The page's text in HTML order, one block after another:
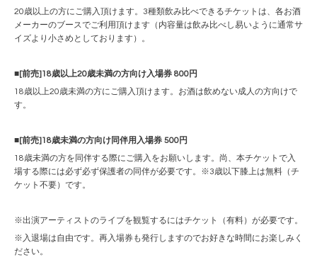
20歳以上の方にご購入頂けます。3種類飲み比べできるチケットは、各お酒
メーカーのブースでご利用頂けます（内容量は飲み比べし易いように通常サ
イズより小さめとしております）。
■[前売]18歳以上20歳未満の方向け入場券 800円
18歳以上20歳未満の方にご購入頂けます。お酒は飲めない成人の方向けで
す。
■[前売]18歳未満の方向け同伴用入場券 500円
18歳未満の方を同伴する際にご購入をお願いします。尚、本チケットで入
場する際には必ず必ず保護者の同伴が必要です。※3歳以下膝上は無料（チ
ケット不要）です。
※出演アーティストのライブを観覧するにはチケット（有料）が必要です。
※入退場は自由です。再入場券も発行しますのでお好きな時間にお楽しみく
ださい。